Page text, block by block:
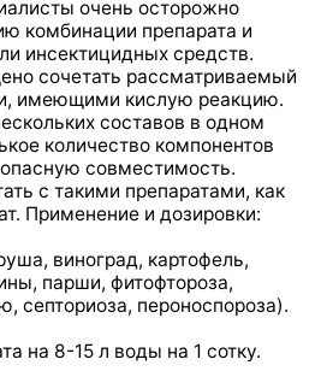
очень осторожно
комбинации препарата и
инсектицидных средств.
сочетать рассматриваемый
имеющими кислую реакцию.
составов в одном
количество компонентов
совместимость.
с такими препаратами, как
Применение и дозировки:
виноград, картофель,
парши, фитофтороза,
септориоза, пероноспороза).
на 8-15 л воды на 1 сотку.